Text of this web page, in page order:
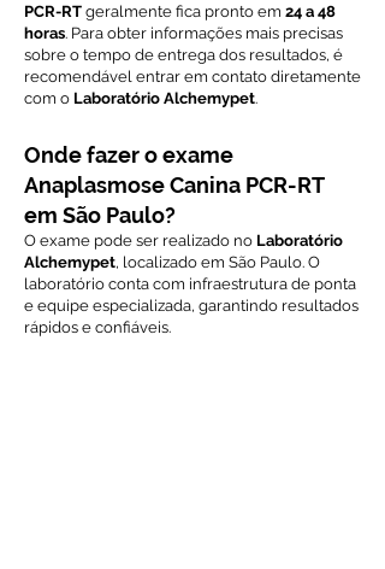
PCR-RT geralmente fica pronto em 24 a 48
horas. Para obter informações mais precisas
sobre o tempo de entrega dos resultados, é
recomendável entrar em contato diretamente
com o Laboratório Alchemypet.
Onde fazer o exame
Anaplasmose Canina PCR-RT
em São Paulo?
O exame pode ser realizado no Laboratório
Alchemypet, localizado em São Paulo. O
laboratório conta com infraestrutura de ponta
e equipe especializada, garantindo resultados
rápidos e confiáveis.